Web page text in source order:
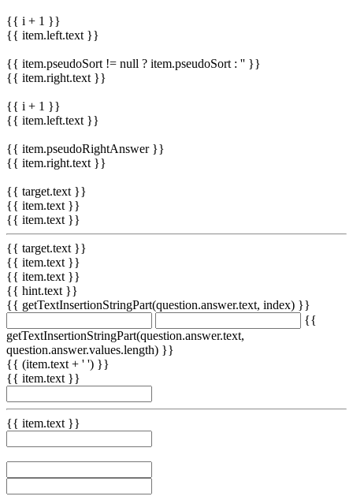
{{ i + 1 }}
{{ item.left.text }}
{{ item.pseudoSort != null ? item.pseudoSort : '' }}
{{ item.right.text }}
{{ i + 1 }}
{{ item.left.text }}
{{ item.pseudoRightAnswer }}
{{ item.right.text }}
{{ target.text }}
{{ item.text }}
{{ item.text }}
{{ target.text }}
{{ item.text }}
{{ item.text }}
{{ hint.text }}
{{ getTextInsertionStringPart(question.answer.text, index) }}
{{
getTextInsertionStringPart(question.answer.text,
question.answer.values.length) }}
{{ (item.text + ' ') }}
{{ item.text }}
{{ item.text }}